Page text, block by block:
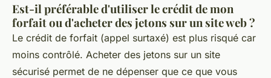
Est-il préférable d'utiliser le crédit de mon
forfait ou d'acheter des jetons sur un site web ?
Le crédit de forfait (appel surtaxé) est plus risqué car
moins contrôlé. Acheter des jetons sur un site
sécurisé permet de ne dépenser que ce que vous